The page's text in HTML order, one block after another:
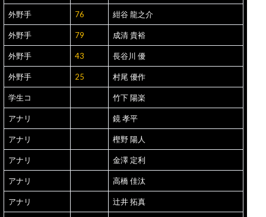
外野手 76 紺谷 龍之介
外野手 79 成清 貴裕
外野手 43 長谷川 優
外野手 25 村尾 優作
学生コ 竹下 陽楽
アナリ 鏡 孝平
アナリ 樫野 陽人
アナリ 金澤 定利
アナリ 高橋 佳汰
アナリ 辻井 拓真